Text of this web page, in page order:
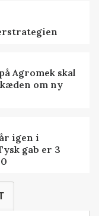
Agromek skal
om ny
igen i
gab er 3